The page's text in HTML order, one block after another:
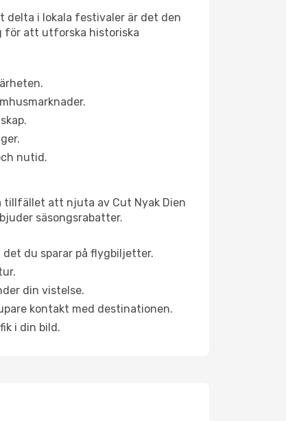
delta i lokala festivaler är det den
för att utforska historiska
nutid.
tillfället att njuta av Cut Nyak Dien
säsongsrabatter.
du sparar på flygbiljetter.
din vistelse.
kontakt med destinationen.
i din bild.